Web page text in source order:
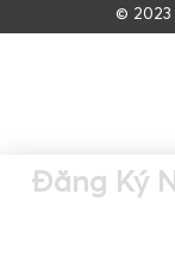
© 2023
Đăng Ký